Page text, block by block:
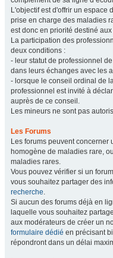
L'objectif est d'offrir un espace
prise en charge des maladies
est donc en priorité destiné
La participation des
deux conditions :
- leur statut de professionnel
dans leurs échanges avec les
- lorsque le conseil ordinal de
professionnel est invité à
auprès de ce conseil.
Les mineurs ne sont pas
Les Forums
Les forums peuvent
homogène de maladies rare,
maladies rares.
Vous pouvez vérifier si un
vous souhaitez partager des
recherche.
Si aucun des forums déjà en
laquelle vous souhaitez
aux modérateurs de créer un
formulaire dédié en précisant
répondront dans un délai